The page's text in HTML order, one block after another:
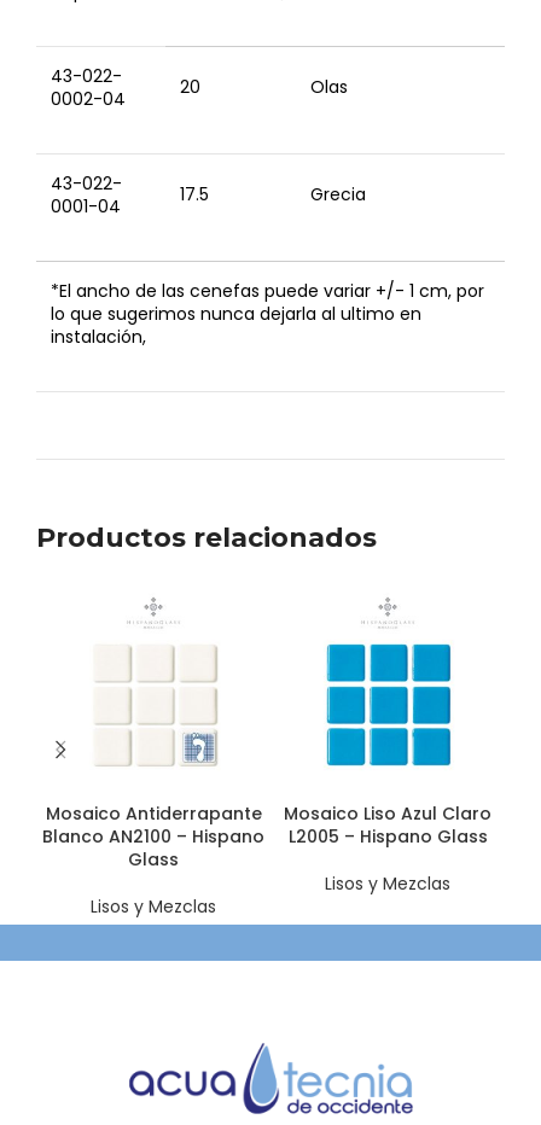
43-022-
0002-04
20 Olas
43-022-
0001-04
17.5 Grecia
*El ancho de las cenefas puede variar +/- 1 cm, por
lo que sugerimos nunca dejarla al ultimo en
instalación,
Productos relacionados
Mosaico Antiderrapante
Blanco AN2100 – Hispano
Glass
Lisos y Mezclas
Mosaico Liso Azul Claro
L2005 – Hispano Glass
Lisos y Mezclas